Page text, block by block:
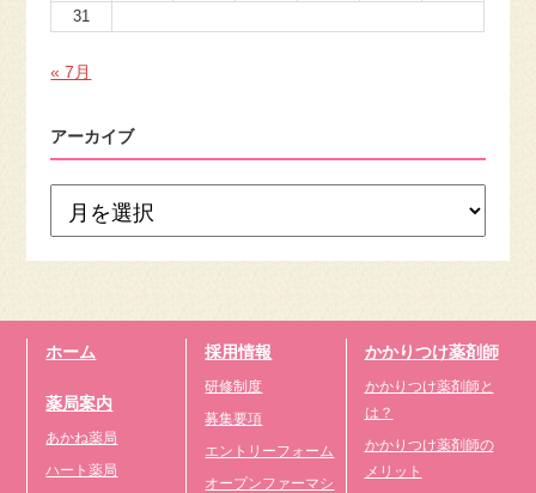
31
« 7月
アーカイブ
ホーム
薬局案内
あかね薬局
ハート薬局
採用情報
研修制度
募集要項
エントリーフォーム
オープンファーマシ
かかりつけ薬剤師
かかりつけ薬剤師と
は？
かかりつけ薬剤師の
メリット